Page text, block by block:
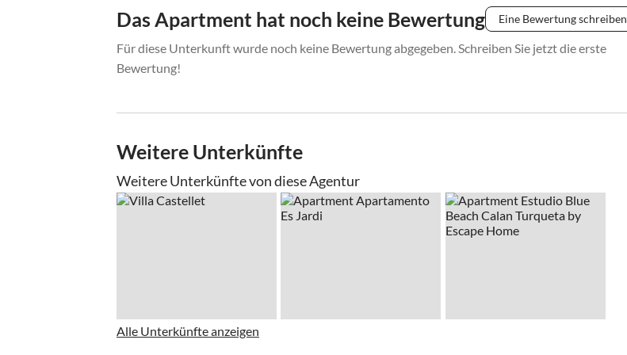
Das Apartment hat noch keine Bewertung Eine Bewertung schreiben
Für diese Unterkunft wurde noch keine Bewertung abgegeben. Schreiben Sie jetzt die erste
Bewertung!
Weitere Unterkünfte
Weitere Unterkünfte von diese Agentur
Alle Unterkünfte anzeigen